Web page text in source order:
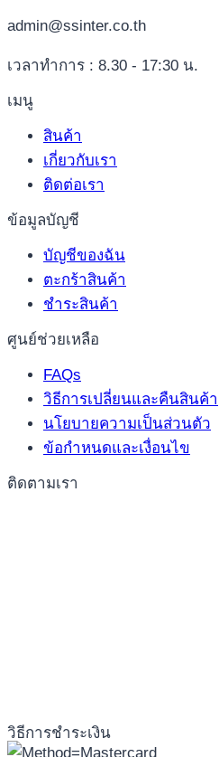
admin@ssinter.co.th
เวลาทำการ : 8.30 - 17:30 น.
เมนู
สินค้า
เกี่ยวกับเรา
ติดต่อเรา
ข้อมูลบัญชี
บัญชีของฉัน
ตะกร้าสินค้า
ชำระสินค้า
ศูนย์ช่วยเหลือ
FAQs
วิธีการเปลี่ยนและคืนสินค้า
นโยบายความเป็นส่วนตัว
ข้อกำหนดและเงื่อนไข
ติดตามเรา
วิธีการชำระเงิน